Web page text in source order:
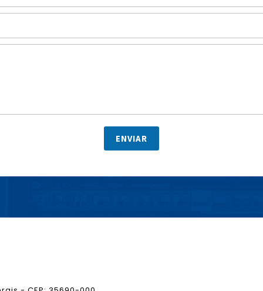
ENVIAR